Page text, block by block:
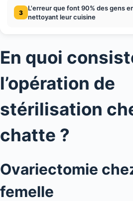
3
L'erreur que font 90% des gens
nettoyant leur cuisine
En quoi
l’opération de
stérilisation
chatte ?
Ovariectomie
femelle